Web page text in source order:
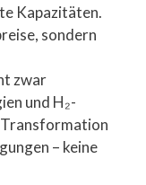
Kapazitäten.
sondern
zwar
und H₂-
– keine